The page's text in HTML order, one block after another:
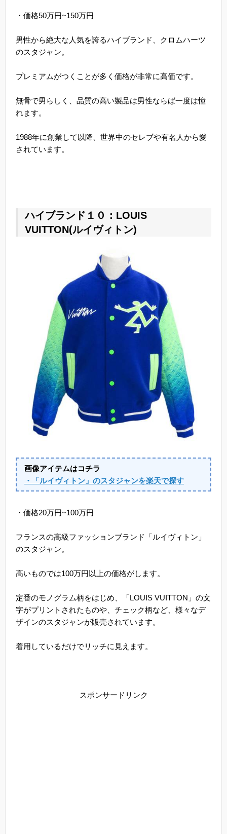
・価格50万円~150万円
男性から絶大な人気を誇るハイブランド、クロムハーツ
のスタジャン。
プレミアムがつくことが多く価格が非常に高価です。
無骨で男らしく、品質の高い製品は男性ならば一度は憧
れます。
1988年に創業して以降、世界中のセレブや有名人から愛
されています。
ハイブランド１０：LOUIS
VUITTON(ルイヴィトン)
画像アイテムはコチラ
・「ルイヴィトン」のスタジャンを楽天で探す
・価格20万円~100万円
フランスの高級ファッションブランド「ルイヴィトン」
のスタジャン。
高いものでは100万円以上の価格がします。
定番のモノグラム柄をはじめ、「LOUIS VUITTON」の文
字がプリントされたものや、チェック柄など、様々なデ
ザインのスタジャンが販売されています。
着用しているだけでリッチに見えます。
スポンサードリンク